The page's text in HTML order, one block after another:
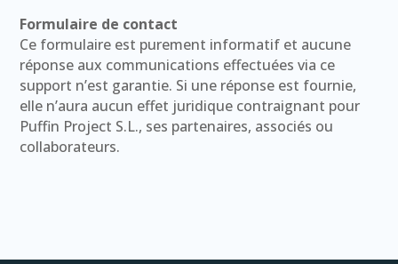
Formulaire de contact
Ce formulaire est purement informatif et aucune
réponse aux communications effectuées via ce
support n’est garantie. Si une réponse est fournie,
elle n’aura aucun effet juridique contraignant pour
Puffin Project S.L., ses partenaires, associés ou
collaborateurs.